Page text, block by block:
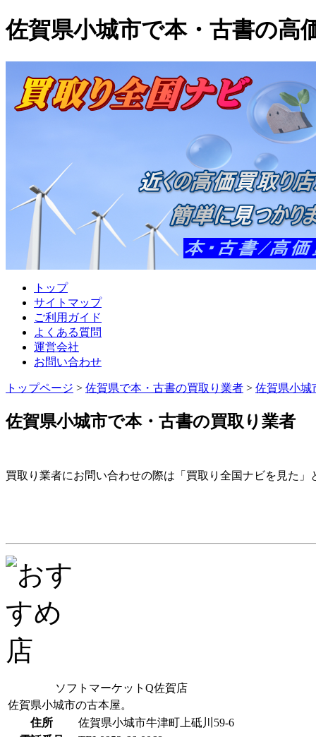
佐賀県小城市で本・古書の高
トップ
サイトマップ
ご利用ガイド
よくある質問
運営会社
お問い合わせ
トップページ > 佐賀県で本・古書の買取り業者 > 佐賀県小城
佐賀県小城市で本・古書の買取り業者
買取り業者にお問い合わせの際は「買取り全国ナビを見た」
ソフトマーケットQ佐賀店
佐賀県小城市の古本屋。
住所
佐賀県小城市牛津町上砥川59-6